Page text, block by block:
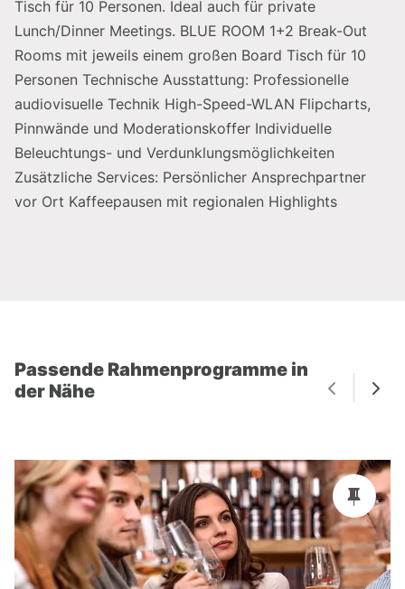
Ideen für das Rahmenprogramm bei
Ihrem Aufenthalt im The Passenger
Salzburg
Mit seiner erst klassigen Lage in der Stadt Salzburg
mit optimaler Verkehrsanbindung ist das Seminarhotel
„The Passenger“ der ideale Ausgangspunkt für
Oder eine Stadtführung der anderen Art
„Spezialführung: Österreichische
Noch Fragen? Wir, dasTeamvom Salzburg
Convention Bureau unterstützen Sie gerne bei der
Planung Ihrer Veranstaltung in Salzburg. Kontaktieren
Sie uns und profitieren Sie von unseremkostenlosen
und neutralen Service.
Tisch für 10 Personen. Ideal auch für private
Lunch/Dinner Meetings. BLUE ROOM 1+2 Break-Out
Rooms mit jeweils einem großen Board Tisch für 10
Personen Technische Ausstattung: Professionelle
audiovisuelle Technik High-Speed-WLAN Flipcharts,
Pinnwände und Moderationskoffer Individuelle
Beleuchtungs- und Verdunklungsmöglichkeiten​
Zusätzliche Services: Persönlicher Ansprechpartner
vor Ort Kaffeepausen mit regionalen Highlights
Passende Rahmenprogramme in
der Nähe